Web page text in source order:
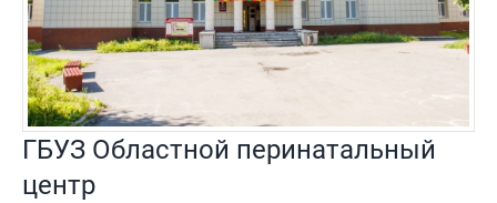
ГБУЗ Областной перинатальный
центр